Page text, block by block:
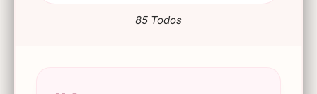
85 Todos